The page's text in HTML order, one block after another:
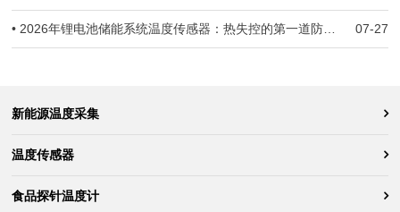
07-27
• 2026年锂电池储能系统温度传感器：热失控的第一道防线，到底守住了没有？
新能源温度采集
温度传感器
食品探针温度计